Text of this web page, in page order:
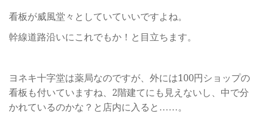
看板が威風堂々としていていいですよね。
幹線道路沿いにこれでもか！と目立ちます。
ヨネキ十字堂は薬局なのですが、外には100円ショップの
看板も付いていますね、2階建てにも見えないし、中で分
かれているのかな？と店内に入ると……。